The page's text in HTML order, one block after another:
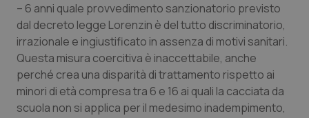
Friuli Venezia Giulia
Lazio
Liguria
Dermatite Atopica
Diabete & glucometri
Disturbi dell’umore
– 6 anni quale provvedimento sanzionatorio previsto
dal decreto legge Lorenzin è del tutto discriminatorio,
irrazionale e ingiustificato in assenza di motivi sanitari.
Questa misura coercitiva è inaccettabile, anche
perché crea una disparità di trattamento rispetto ai
minori di età compresa tra 6 e 16 ai quali la cacciata da
scuola non si applica per il medesimo inadempimento,